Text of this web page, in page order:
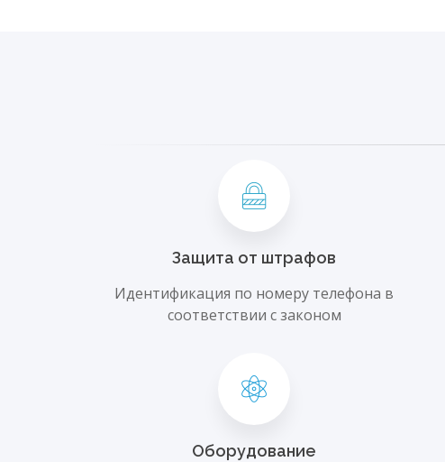
Защита от штрафов
Идентификация по номеру телефона в
соответствии с законом
Оборудование